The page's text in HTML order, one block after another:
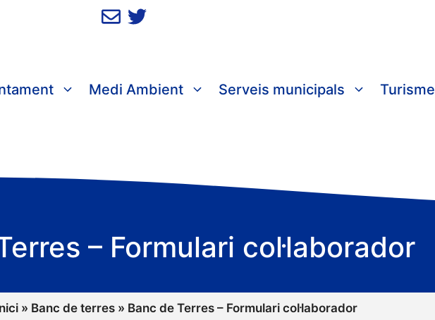
Medi Ambient Serveis municipals Turisme
– Formulari col·laborador
» Banc de terres» Banc de Terres – Formulari col·laborador